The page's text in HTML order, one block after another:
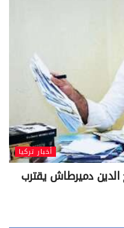
أخبار تركيا
دميرطاش يقترب